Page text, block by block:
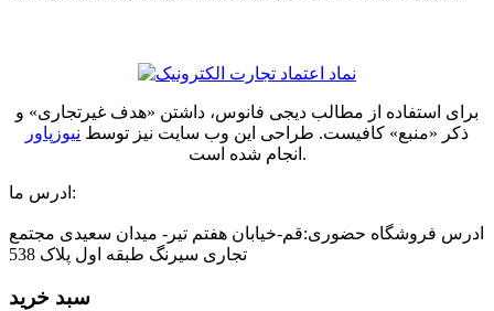
برای استفاده از مطالب دیجی فانوس، داشتن «هدف غیرتجاری» و
ذکر «منبع» کافیست. طراحی این وب سایت نیز توسط نیوزپاور
انجام شده است.
ادرس ما:
ادرس فروشگاه حضوری:قم-خیابان هفتم تیر- میدان سعیدی مجتمع
تجاری سیرنگ طبقه اول پلاک 538
سبد خرید